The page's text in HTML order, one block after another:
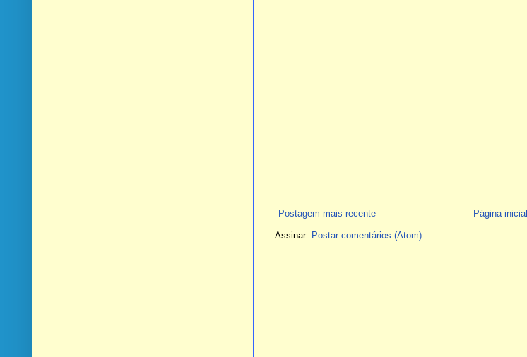
Postagem mais recente Página inicial
Assinar: Postar comentários (Atom)